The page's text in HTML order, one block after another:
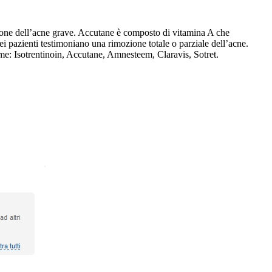
dell’acne grave. Accutane è composto di vitamina A che
testimoniano una rimozione totale o parziale dell’acne.
Isotrentinoin, Accutane, Amnesteem, Claravis, Sotret.